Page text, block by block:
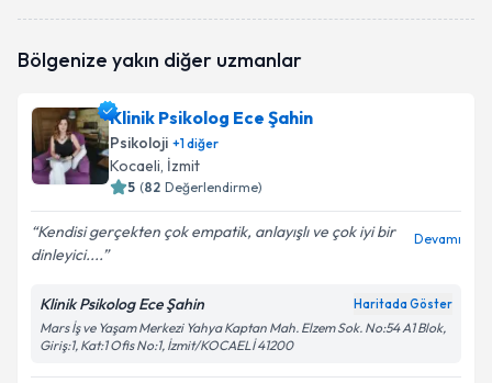
talebi oluşturun. Size bu uzmandan randevu almanız
bilgilendireceğiz.
E-posta Adresiniz
Kişisel verilerimin işlenmesine ilişkin
kapsamda işlenmesini kabul ediyorum.
Takvim Talebini Gönder
Bölgenize yakın diğer uzmanlar
Klinik Psikolog Ece Şahin
Psikoloji +1diğer
Kocaeli, İzmit
5 (82 Değerlendirme)
Kendisi gerçekten çok empatik, anlayışlı ve çok iyi bir
dinleyici....
Devamı
Klinik Psikolog Ece Şahin Haritada Göster
Mars İş ve Yaşam Merkezi Yahya Kaptan Mah. Elzem Sok. No:54 A1 Blok,
Giriş:1, Kat:1 Ofis No:1, İzmit/KOCAELİ 41200